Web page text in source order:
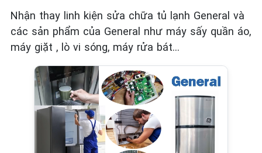
Nhận thay linh kiện sửa chữa tủ lạnh General và
các sản phẩm của General như máy sấy quần áo,
máy giặt , lò vi sóng, máy rửa bát…